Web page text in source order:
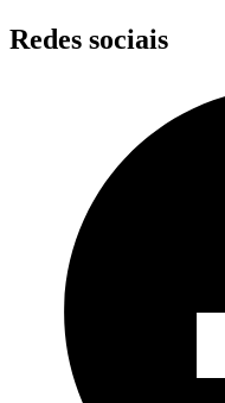
Skip
to
Redes sociais